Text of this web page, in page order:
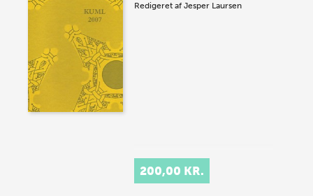
Redigeret afJesper Laursen
200,00 KR.